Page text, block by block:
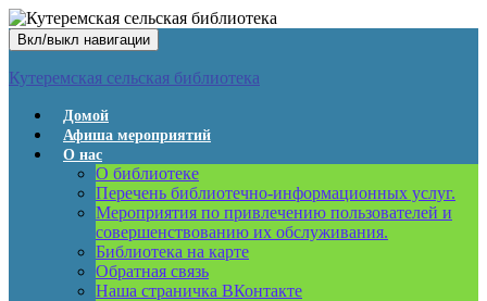
Вкл/выкл навигации
Кутеремская сельская библиотека
Домой
Афиша мероприятий
О нас
О библиотеке
Перечень библиотечно-информационных услуг.
Мероприятия по привлечению пользователей и
совершенствованию их обслуживания.
Библиотека на карте
Обратная связь
Наша страничка ВКонтакте